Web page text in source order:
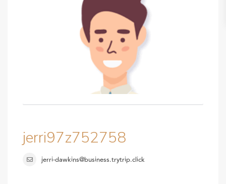
jerri97z752758
jerri-dawkins@business.trytrip.click